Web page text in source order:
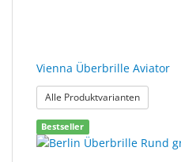
Vienna Überbrille Aviator
Alle Produktvarianten: Vienna
Bestseller